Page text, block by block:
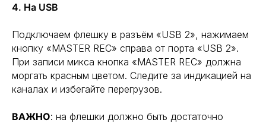
4. На USB
Подключаем флешку в разъём «USB 2», нажимаем
кнопку «MASTER REC» справа от порта «USB 2».
При записи микса кнопка «MASTER REC» должна
моргать красным цветом. Следите за индикацией на
каналаx и избегайте перегрузов.
ВАЖНО: на флешки должно быть достаточно